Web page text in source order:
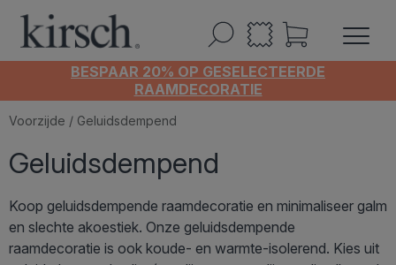
BESPAAR 20% OP GESELECTEERDE
RAAMDECORATIE
Voorzijde / Geluidsdempend
Geluidsdempend
Koop geluidsdempende raamdecoratie en minimaliseer galm
en slechte akoestiek. Onze geluidsdempende
raamdecoratie is ook koude- en warmte-isolerend. Kies uit